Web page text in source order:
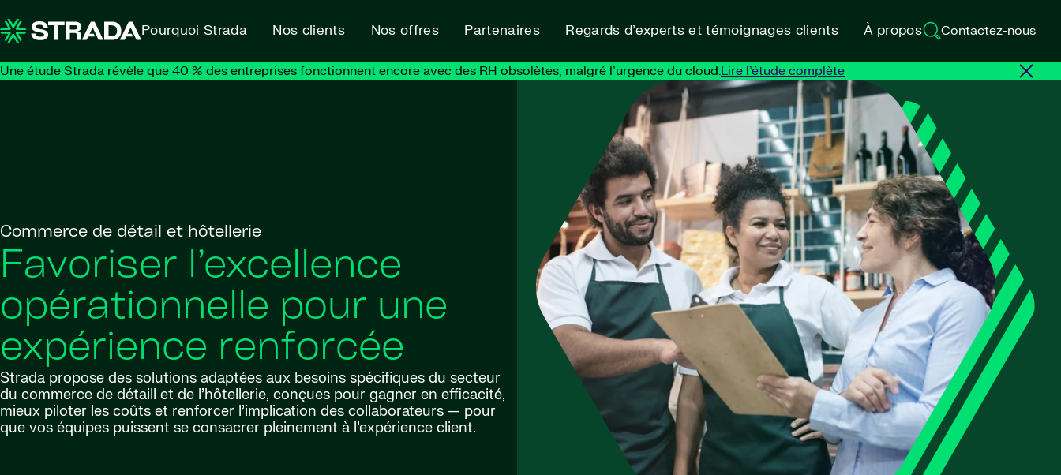
Pourquoi Strada Nos clients Nos offres Partenaires Regards d’experts et témoignages clients À propos Contactez-nous
Une étude Strada révèle que 40 % des entreprises fonctionnent encore avec des RH obsolètes, malgré l’urgence du cloud.Lire l’étude complète
Commerce de détail et hôtellerie
Favoriser l’excellence
opérationnelle pour une
expérience renforcée
Strada propose des solutions adaptées aux besoins spécifiques du secteur
du commerce de détaill et de l’hôtellerie, conçues pour gagner en efficacité,
mieux piloter les coûts et renforcer l’implication des collaborateurs — pour
que vos équipes puissent se consacrer pleinement à l’expérience client.